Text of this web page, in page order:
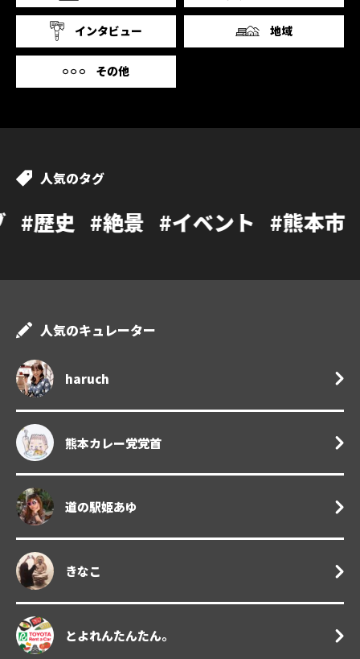
インタビュー 地域
その他
人気のタグ
絶景 #イベント #熊本市 #カフェ
人気のキュレーター
haruch
熊本カレー党党首
道の駅姫あゆ
きなこ
とよれんたんたん。